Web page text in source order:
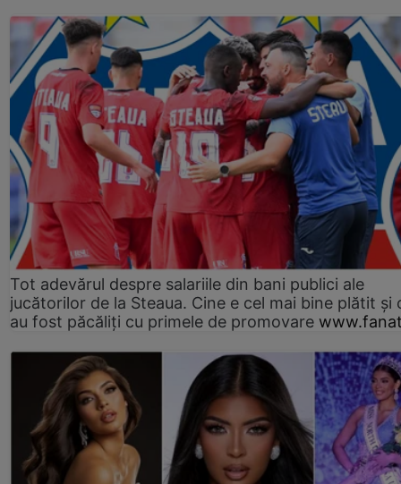
Tot adevărul despre salariile din bani publici ale
jucătorilor de la Steaua. Cine e cel mai bine plătit și
au fost păcăliți cu primele de promovare